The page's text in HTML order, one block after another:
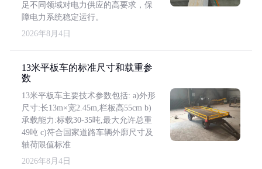
足不同领域对电力供应的高要求，保
障电力系统稳定运行。
2026年8月4日
13米平板车的标准尺寸和载重参
数
13米平板车主要技术参数包括: a)外形
尺寸:长13m×宽2.45m,栏板高55cm b)
承载能力:标载30-35吨,最大允许总重
49吨 c)符合国家道路车辆外廓尺寸及
轴荷限值标准
2026年8月4日